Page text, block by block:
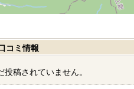
コミ情報
投稿されていません。